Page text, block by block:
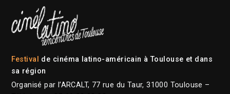
Festival de cinéma latino-américain à Toulouse et dans
sa région
Organisé par l’ARCALT, 77 rue du Taur, 31000 Toulouse –